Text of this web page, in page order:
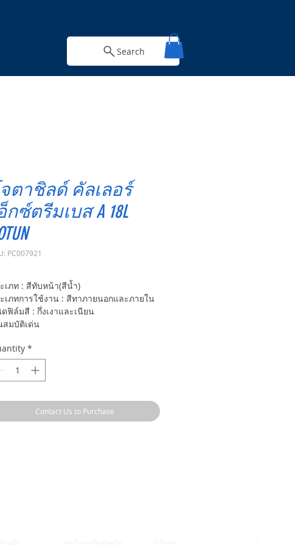
Search
ตาชิลด์ คัลเลอร์
กซ์ตรีมเบส A 18L
PC007921
เภท : สีทับหน้า(สีน้ำ)
เภทการใช้งาน : สีทาภายนอกและภายใน
ฟิล์มสี : กึ่งเงาและเนียน
มบัติเด่น
ม และแม่สี ซึ่งสั่งตรงจากยุโรปและ
เทศสหรัฐอเมริกา
ล์มสีสวย เรียบเนียน ยึดเกาะดีเยี่ยม ไม่หลุด
พียงเช็ดล้างก็กลับมาสะอาดเหมือนใหม่
ทานต่อสภาวะอากาศ ทนต่อเชื้อราและ
*
Contact Us to Purchase